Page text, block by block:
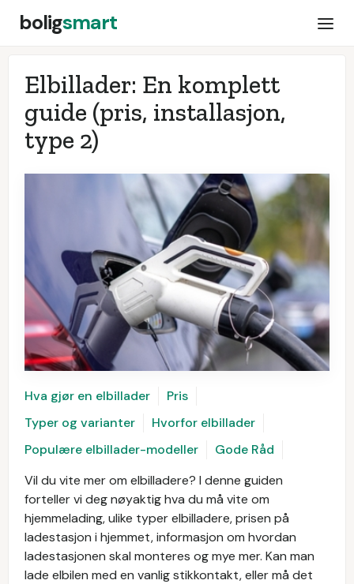
boligsmart
Elbillader: En komplett
guide (pris, installasjon,
type 2)
Hva gjør en elbillader
Pris
Typer og varianter
Hvorfor elbillader
Populære elbillader-modeller
Gode Råd
Vil du vite mer om elbilladere? I denne guiden
forteller vi deg nøyaktig hva du må vite om
hjemmelading, ulike typer elbilladere, prisen på
ladestasjon i hjemmet, informasjon om hvordan
ladestasjonen skal monteres og mye mer. Kan man
lade elbilen med en vanlig stikkontakt, eller må det